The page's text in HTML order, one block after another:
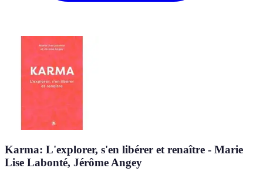
Karma: L'explorer, s'en libérer et renaître - Marie
Lise Labonté, Jérôme Angey